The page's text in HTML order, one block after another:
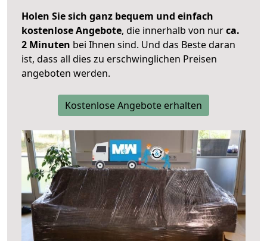
Holen Sie sich ganz bequem und einfach
kostenlose Angebote, die innerhalb von nurca.
2 Minuten bei Ihnen sind. Und das Beste daran
ist, dass all dies zu erschwinglichen Preisen
angeboten werden.
Kostenlose Angebote erhalten